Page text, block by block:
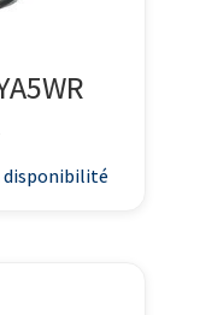
disponibilité